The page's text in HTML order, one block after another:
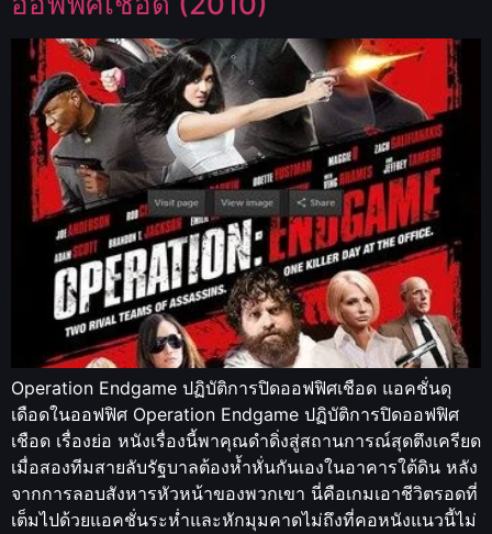
Operation Endgame ปฏิบัติการปิดออฟฟิศเชือด แอคชั่นดุ
เดือดในออฟฟิศ Operation Endgame ปฏิบัติการปิดออฟฟิศ
เชือด เรื่องย่อ หนังเรื่องนี้พาคุณดำดิ่งสู่สถานการณ์สุดตึงเครียด
เมื่อสองทีมสายลับรัฐบาลต้องห้ำหั่นกันเองในอาคารใต้ดิน หลัง
จากการลอบสังหารหัวหน้าของพวกเขา นี่คือเกมเอาชีวิตรอดที่
เต็มไปด้วยแอคชั่นระห่ำและหักมุมคาดไม่ถึงที่คอหนังแนวนี้ไม่